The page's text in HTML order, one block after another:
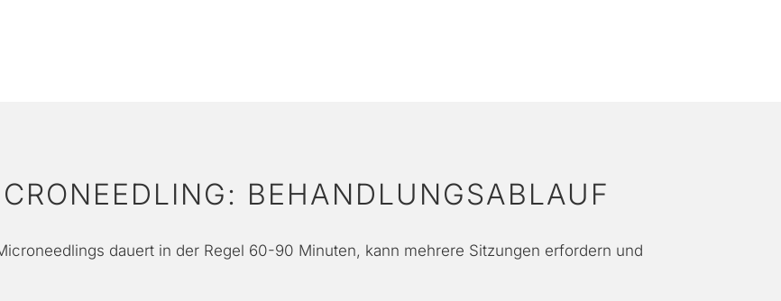
BEHANDLUNGSABLAUF
dauert in der Regel 60-90 Minuten, kann mehrere Sitzungen erfordern und